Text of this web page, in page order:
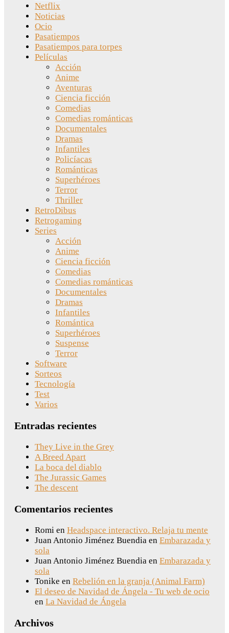
Netflix
Noticias
Ocio
Pasatiempos
Pasatiempos para torpes
Películas
Acción
Anime
Aventuras
Ciencia ficción
Comedias
Comedias románticas
Documentales
Dramas
Infantiles
Policíacas
Románticas
Superhéroes
Terror
Thriller
RetroDibus
Retrogaming
Series
Acción
Anime
Ciencia ficción
Comedias
Comedias románticas
Documentales
Dramas
Infantiles
Romántica
Superhéroes
Suspense
Terror
Software
Sorteos
Tecnología
Test
Varios
Entradas recientes
They Live in the Grey
A Breed Apart
La boca del diablo
The Jurassic Games
The descent
Comentarios recientes
Romi en Headspace interactivo. Relaja tu mente
Juan Antonio Jiménez Buendia en Embarazada y
sola
Juan Antonio Jiménez Buendia en Embarazada y
sola
Tonike en Rebelión en la granja (Animal Farm)
El deseo de Navidad de Ángela - Tu web de ocio
en La Navidad de Ángela
Archivos